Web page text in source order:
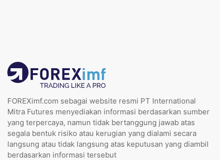
FOREXimf.com sebagai website resmi PT International
Mitra Futures menyediakan informasi berdasarkan sumber
yang terpercaya, namun tidak bertanggung jawab atas
segala bentuk risiko atau kerugian yang dialami secara
langsung atau tidak langsung atas keputusan yang diambil
berdasarkan informasi tersebut